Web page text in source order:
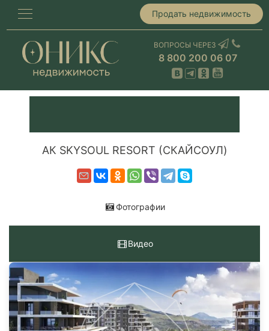
Продать недвижимость
ВОПРОСЫ ЧЕРЕЗ
8 800 200 06 07
АК SKYSOUL RESORT (СКАЙСОУЛ)
Фотографии
Видео